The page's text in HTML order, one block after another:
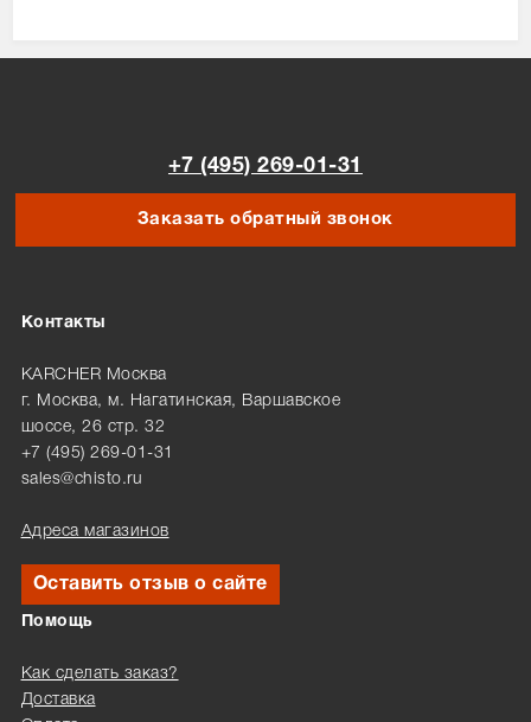
+7 (495) 269-01-31
Заказать обратный звонок
Контакты
KARCHER Москва
г. Москва, м. Нагатинская, Варшавское
шоссе, 26 стр. 32
+7 (495) 269-01-31
sales@chisto.ru
Адреса магазинов
Оставить отзыв о сайте
Помощь
Как сделать заказ?
Доставка